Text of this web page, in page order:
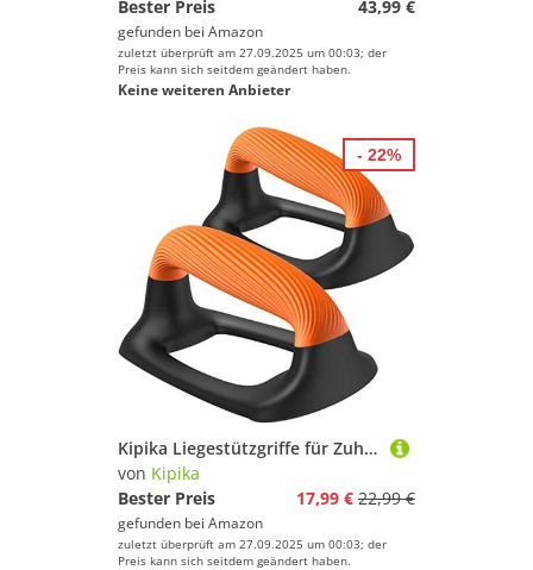
Bester Preis 43,99 €
gefunden bei Amazon
zuletzt überprüft am 27.09.2025 um 00:03; der
Preis kann sich seitdem geändert haben.
Keine weiteren Anbieter
Kipika Liegestützgriffe für Zuhause – Push-Up Bars mit Anti-Rutsch-Unterseite,Soft Handles,Schwarz & Orange,Set of 2
von Kipika
Bester Preis
17,99 € 22,99 €
gefunden bei Amazon
zuletzt überprüft am 27.09.2025 um 00:03; der
Preis kann sich seitdem geändert haben.
- 22%